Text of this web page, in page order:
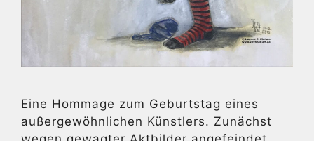
Eine Hommage zum Geburtstag eines
außergewöhnlichen Künstlers. Zunächst